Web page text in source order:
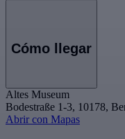
Cómo llegar
Altes Museum
Bodestraße 1-3, 10178,
Abrir con Mapas